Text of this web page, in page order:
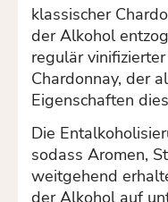
klassischer
der Alkohol
regulär
Chardonnay, der
Eigenschaften
Die
sodass Aromen,
weitgehend
der Alkohol auf